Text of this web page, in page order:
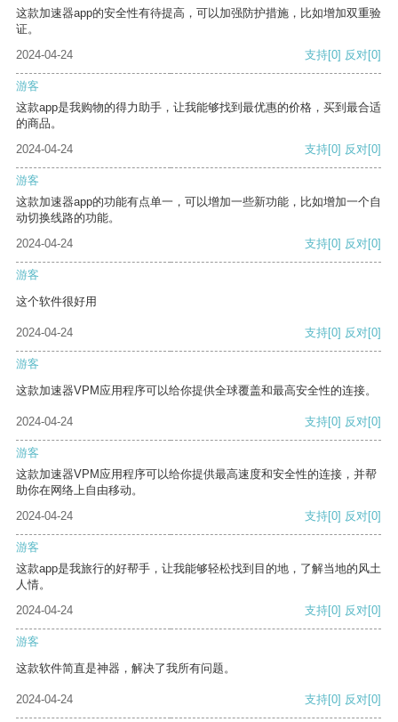
这款加速器app的安全性有待提高，可以加强防护措施，比如增加双重验
证。
2024-04-24
支持[0] 反对[0]
游客
这款app是我购物的得力助手，让我能够找到最优惠的价格，买到最合适
的商品。
2024-04-24
支持[0] 反对[0]
游客
这款加速器app的功能有点单一，可以增加一些新功能，比如增加一个自
动切换线路的功能。
2024-04-24
支持[0] 反对[0]
游客
这个软件很好用
2024-04-24 支持[0] 反对[0]
游客
这款加速器VPM应用程序可以给你提供全球覆盖和最高安全性的连接。
2024-04-24 支持[0] 反对[0]
游客
这款加速器VPM应用程序可以给你提供最高速度和安全性的连接，并帮
助你在网络上自由移动。
2024-04-24
支持[0] 反对[0]
游客
这款app是我旅行的好帮手，让我能够轻松找到目的地，了解当地的风土
人情。
2024-04-24
支持[0] 反对[0]
游客
这款软件简直是神器，解决了我所有问题。
2024-04-24 支持[0] 反对[0]